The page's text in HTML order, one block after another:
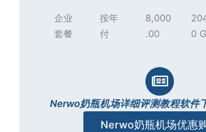
企业
套餐
按年
付
8,000
.00
0
Nerwo奶瓶机场详细评测教程软件
Nerwo奶瓶机场优惠